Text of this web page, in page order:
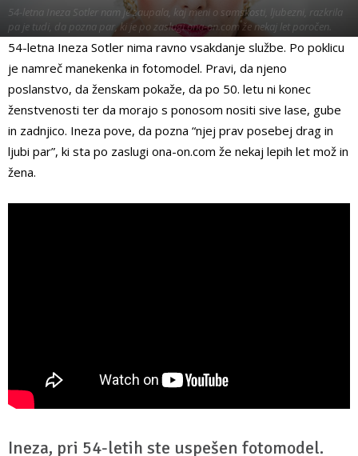
54-letna Ineza Sotler nam je zaupala, kaj meni o samskosti, ljubezni, razkrila
pa je tudi, da pozna par, ki je po zaslugi ona-on.com že nekaj let poročen.
OdEva Centrih
54-letna Ineza Sotler nima ravno vsakdanje službe. Po poklicu
je namreč manekenka in fotomodel. Pravi, da njeno
poslanstvo, da ženskam pokaže, da po 50. letu ni konec
ženstvenosti ter da morajo s ponosom nositi sive lase, gube
in zadnjico. Ineza pove, da pozna “njej prav posebej drag in
ljubi par”, ki sta po zaslugi ona-on.com že nekaj lepih let mož in
žena.
Ineza, pri 54-letih ste uspešen fotomodel.